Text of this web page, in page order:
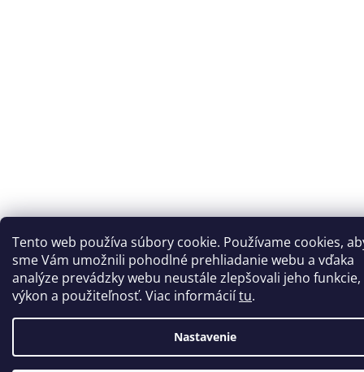
Tento web používa súbory cookie. Používame cookies,
sme Vám umožnili pohodlné prehliadanie webu a vďaka
analýze prevádzky webu neustále zlepšovali jeho funkcie,
výkon a použiteľnosť. Viac informáciítu.
Nastavenie